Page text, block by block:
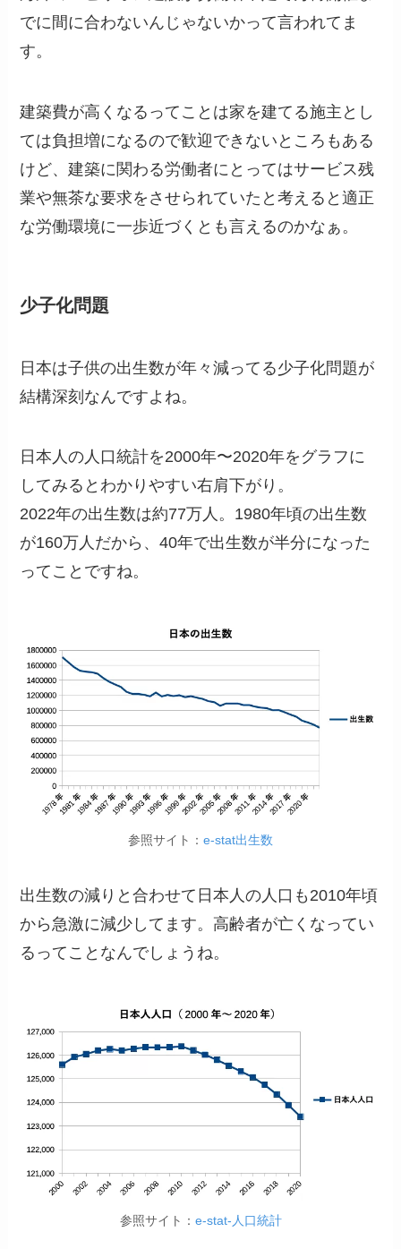
でに間に合わないんじゃないかって言われてま
す。
建築費が高くなるってことは家を建てる施主とし
ては負担増になるので歓迎できないところもある
けど、建築に関わる労働者にとってはサービス残
業や無茶な要求をさせられていたと考えると適正
な労働環境に一歩近づくとも言えるのかなぁ。
少子化問題
日本は子供の出生数が年々減ってる少子化問題が
結構深刻なんですよね。
日本人の人口統計を2000年〜2020年をグラフに
してみるとわかりやすい右肩下がり。
2022年の出生数は約77万人。1980年頃の出生数
が160万人だから、40年で出生数が半分になった
ってことですね。
参照サイト： e-stat出生数
出生数の減りと合わせて日本人の人口も2010年頃
から急激に減少してます。高齢者が亡くなってい
るってことなんでしょうね。
参照サイト： e-stat-人口統計